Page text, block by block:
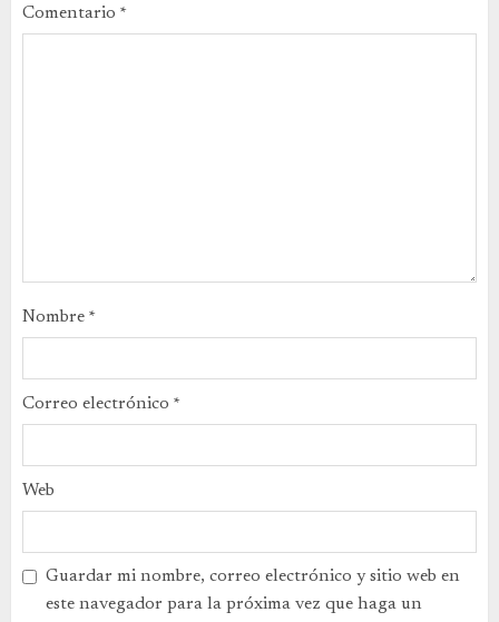
Comentario *
Nombre *
Correo electrónico *
Web
Guardar mi nombre, correo electrónico y sitio web en
este navegador para la próxima vez que haga un